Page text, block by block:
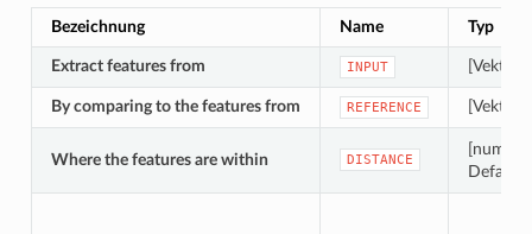
Bezeichnung Name Typ
Extract features from INPUT [Vektor:
By comparing to the features from REFERENCE [Vektor:
Where the features are within DISTANCE
Default: